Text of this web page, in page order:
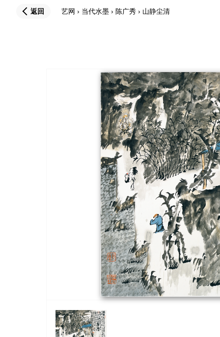
返回 艺网 › 当代水墨 › 陈广秀 › 山静尘清